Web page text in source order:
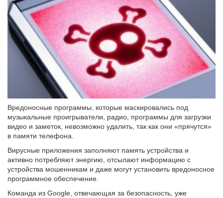
Вредоносные программы, которые маскировались под
музыкальные проигрыватели, радио, программы для загрузки
видео и заметок, невозможно удалить, так как они «прячутся»
в памяти телефона.
Вирусные приложения заполняют память устройства и
активно потребляют энергию, отсылают информацию с
устройства мошенникам и даже могут установить вредоносное
программное обеспечение.
Команда из Google, отвечающая за безопасность, уже